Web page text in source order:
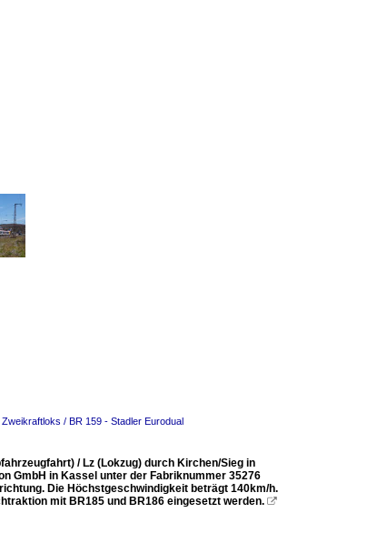
/ BR 159 - Stadler Eurodual
/ Lz (Lokzug) durch Kirchen/Sieg in
GmbH in Kassel unter der Fabriknummer 35276
Die Höchstgeschwindigkeit beträgt 140km/h.
mit BR185 und BR186 eingesetzt werden. 